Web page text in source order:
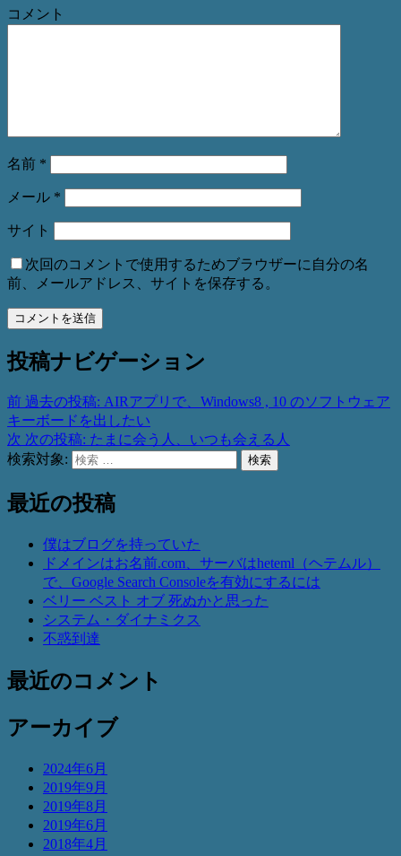
コメント
名前 *
メール *
サイト
次回のコメントで使用するためブラウザーに自分の名
前、メールアドレス、サイトを保存する。
投稿ナビゲーション
前 過去の投稿: AIRアプリで、Windows8 , 10 のソフトウェア
キーボードを出したい
次 次の投稿: たまに会う人、いつも会える人
検索対象:
検索
最近の投稿
僕はブログを持っていた
ドメインはお名前.com、サーバはheteml（ヘテムル）
で、Google Search Consoleを有効にするには
ベリー ベスト オブ 死ぬかと思った
システム・ダイナミクス
不惑到達
最近のコメント
アーカイブ
2024年6月
2019年9月
2019年8月
2019年6月
2018年4月